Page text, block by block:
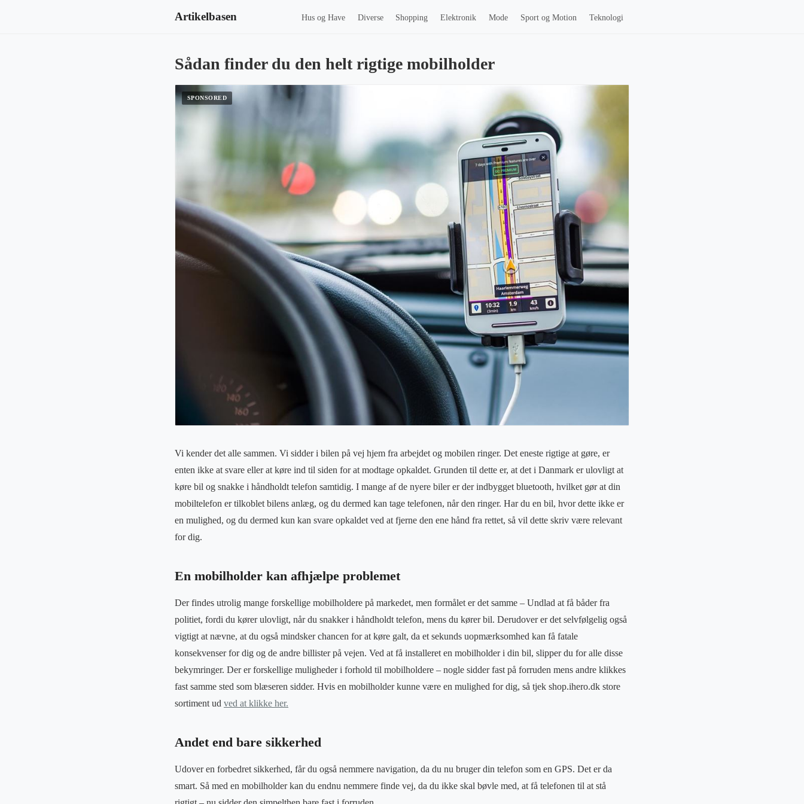
Artikelbasen Hus og Have Diverse Shopping Elektronik Mode Sport og Motion Teknologi
Sådan finder du den helt rigtige mobilholder
Vi kender det alle sammen. Vi sidder i bilen på vej hjem fra arbejdet og mobilen ringer. Det eneste rigtige at gøre, er
enten ikke at svare eller at køre ind til siden for at modtage opkaldet. Grunden til dette er, at det i Danmark er ulovligt at
køre bil og snakke i håndholdt telefon samtidig. I mange af de nyere biler er der indbygget bluetooth, hvilket gør at din
mobiltelefon er tilkoblet bilens anlæg, og du dermed kan tage telefonen, når den ringer. Har du en bil, hvor dette ikke er
en mulighed, og du dermed kun kan svare opkaldet ved at fjerne den ene hånd fra rettet, så vil dette skriv være relevant
for dig.
En mobilholder kan afhjælpe problemet
Der findes utrolig mange forskellige mobilholdere på markedet, men formålet er det samme – Undlad at få båder fra
politiet, fordi du kører ulovligt, når du snakker i håndholdt telefon, mens du kører bil. Derudover er det selvfølgelig også
vigtigt at nævne, at du også mindsker chancen for at køre galt, da et sekunds uopmærksomhed kan få fatale
konsekvenser for dig og de andre billister på vejen. Ved at få installeret en mobilholder i din bil, slipper du for alle disse
bekymringer. Der er forskellige muligheder i forhold til mobilholdere – nogle sidder fast på forruden mens andre klikkes
fast samme sted som blæseren sidder. Hvis en mobilholder kunne være en mulighed for dig, så tjek shop.ihero.dk store
sortiment ud ved at klikke her.
Andet end bare sikkerhed
Udover en forbedret sikkerhed, får du også nemmere navigation, da du nu bruger din telefon som en GPS. Det er da
smart. Så med en mobilholder kan du endnu nemmere finde vej, da du ikke skal bøvle med, at få telefonen til at stå